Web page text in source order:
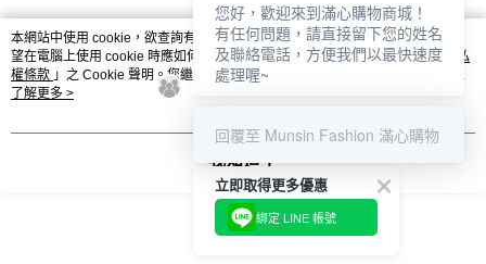
熱門標籤
本網站中使用 cookie，欲查詢有關本網站使用 cookie 方式之詳情，及若您不希
望在電腦上使用 cookie 時應如何變更電腦的 cookie 設定，請參閱本網站「
隱私
權條款 」之 Cookie 聲明。您繼續使用本網站即表示您同意本公司得按本網站使
用條款之 Cookie 聲明使用 cookie。
了解更多 >
我知道了
立即取得更多優惠
綁定 LINE 帳號
您好，歡迎來到滿心購物商城！
有任何問題，請直接留下您的姓名
及聯絡電話，方便我們以最快速度
處理喔~
回覆至 Munsin Fashion 滿心購物